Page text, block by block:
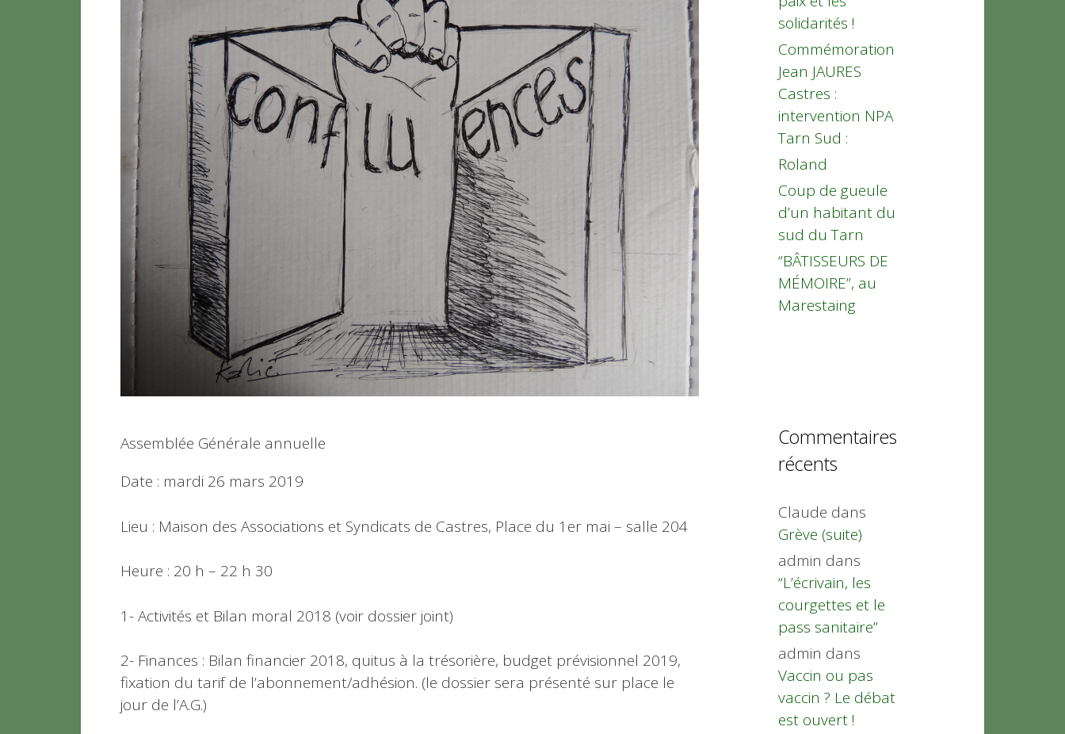
Assemblée Générale annuelle
Date : mardi 26 mars 2019
Lieu : Maison des Associations et Syndicats de Castres, Place du 1er mai – salle 204
Heure : 20 h – 22 h 30
1- Activités et Bilan moral 2018 (voir dossier joint)
2- Finances : Bilan financier 2018, quitus à la trésorière, budget prévisionnel 2019,
fixation du tarif de l’abonnement/adhésion. (le dossier sera présenté sur place le
jour de l’A.G.)
solidarités !
Commémoration
Jean JAURES
Castres :
intervention NPA
Tarn Sud :
Roland
Coup de gueule
d’un habitant du
sud du Tarn
“BÂTISSEURS DE
MÉMOIRE”, au
Marestaing
Commentaires
récents
Claude dans
Grève (suite)
admin dans
“L’écrivain, les
courgettes et le
pass sanitaire”
admin dans
Vaccin ou pas
vaccin ? Le débat
est ouvert !